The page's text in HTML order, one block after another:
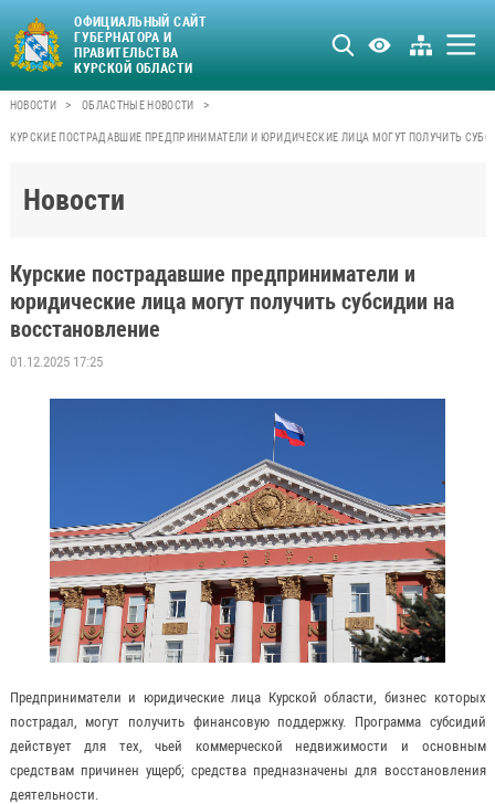
ОФИЦИАЛЬНЫЙ САЙТ
ГУБЕРНАТОРА И
ПРАВИТЕЛЬСТВА
КУРСКОЙ ОБЛАСТИ
НОВОСТИ > ОБЛАСТНЫЕ НОВОСТИ >
КУРСКИЕ ПОСТРАДАВШИЕ ПРЕДПРИНИМАТЕЛИ И ЮРИДИЧЕСКИЕ ЛИЦА МОГУТ ПОЛУЧИТЬ
Новости
Курские пострадавшие предприниматели и
юридические лица могут получить субсидии на
восстановление
01.12.2025 17:25
Предприниматели и юридические лица Курской области, бизнес которых
пострадал, могут получить финансовую поддержку. Программа субсидий
действует для тех, чьей коммерческой недвижимости и основным
средствам причинен ущерб; средства предназначены для восстановления
деятельности.